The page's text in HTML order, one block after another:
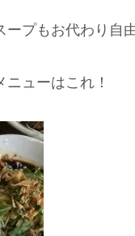
ープもお代わり自
ューはこれ！